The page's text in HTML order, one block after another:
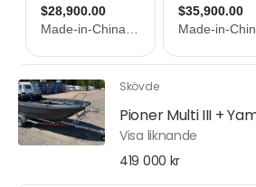
Skövde
Pioner Multi III +
Visa liknande
419 000 kr